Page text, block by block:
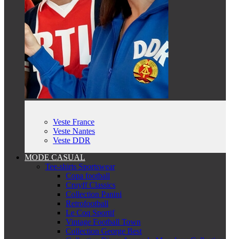
Veste France
Veste Nantes
Veste DDR
MODE CASUAL
Tee-shirts Sportswear
Copa football
Cruyff Classics
Collection Panini
Retrofootball
Le Coq Sportif
Vintage Football Town
Collection George Best